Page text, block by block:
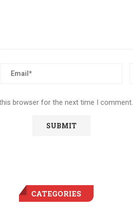
browser for the next time I comment.
CATEGORIES